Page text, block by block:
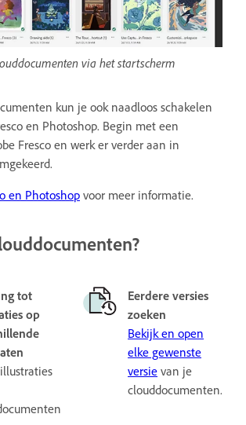
via het startscherm
kun je ook naadloos schakelen
en Photoshop. Begin met een
Fresco en werk er verder aan in
en Photoshopvoor meer informatie.
tot
op
Eerdere versies
zoeken
Bekijk en open
elke gewenste
versie van je
clouddocumenten.